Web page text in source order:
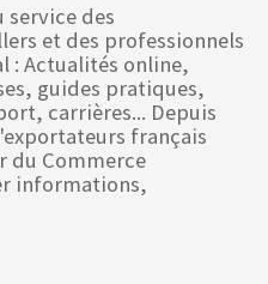
service des
et des professionnels
: Actualités online,
guides pratiques,
carrières... Depuis
français
du Commerce
informations,